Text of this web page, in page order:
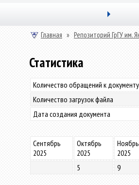
Главная » Репозиторий ГрГУ им.
Статистика
Количество обращений к
Количество загрузок файла
Дата создания документа
Сентябрь
2025
Октябрь
2025
Ноябрь
2025
5
9